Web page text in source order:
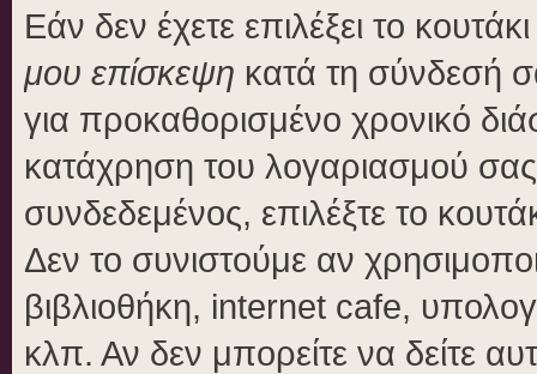
Εάν δεν έχετε επιλέξει το
μου επίσκεψη κατά τη σύνδεσή
για προκαθορισμένο χρονικό
κατάχρηση του λογαριασμού
συνδεδεμένος, επιλέξτε το
Δεν το συνιστούμε αν
βιβλιοθήκη, internet cafe,
κλπ. Αν δεν μπορείτε να δείτε